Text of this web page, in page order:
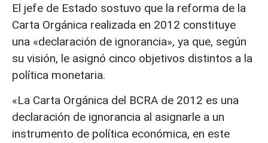
El jefe de Estado sostuvo que la reforma de la
Carta Orgánica realizada en 2012 constituye
una «declaración de ignorancia», ya que, según
su visión, le asignó cinco objetivos distintos a la
política monetaria.
«La Carta Orgánica del BCRA de 2012 es una
declaración de ignorancia al asignarle a un
instrumento de política económica, en este